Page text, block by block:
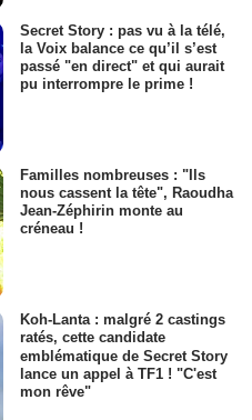
Secret Story : pas vu à la télé,
la Voix balance ce qu’il s’est
passé "en direct" et qui aurait
pu interrompre le prime !
Familles nombreuses : "Ils
nous cassent la tête", Raoudha
Jean-Zéphirin monte au
créneau !
Koh-Lanta : malgré 2 castings
ratés, cette candidate
emblématique de Secret Story
lance un appel à TF1 ! "C'est
mon rêve"